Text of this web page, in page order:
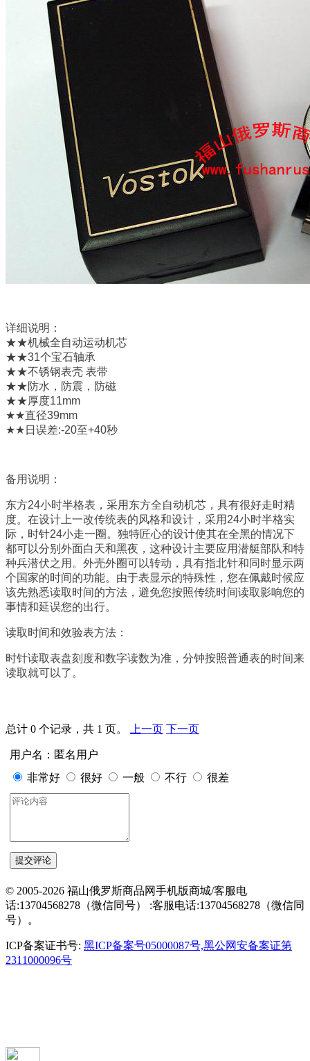
详细说明：
★★机械全自动运动机芯
★★31个宝石轴承
★★不锈钢表壳 表带
★★防水，防震，防磁
★★厚度11mm
★★直径39mm
★★日误差:-20至+40秒
备用说明：
东方24小时半格表，采用东方全自动机芯，具有很好走时精
度。在设计上一改传统表的风格和设计，采用24小时半格实
际，时针24小走一圈。独特匠心的设计使其在全黑的情况下
都可以分别外面白天和黑夜，这种设计主要应用潜艇部队和特
种兵潜伏之用。外壳外圈可以转动，具有指北针和同时显示两
个国家的时间的功能。由于表显示的特殊性，您在佩戴时候应
该先熟悉读取时间的方法，避免您按照传统时间读取影响您的
事情和延误您的出行。
读取时间和效验表方法：
时针读取表盘刻度和数字读数为准，分钟按照普通表的时间来
读取就可以了。
总计 0 个记录，共 1 页。 上一页 下一页
用户名：匿名用户
非常好
很好 一般 不行 很差
© 2005-2026 福山俄罗斯商品网手机版商城/客服电
话:13704568278（微信同号） :客服电话:13704568278（微信同
号）。
ICP备案证书号: 黑ICP备案号05000087号,黑公网安备案证第
2311000096号